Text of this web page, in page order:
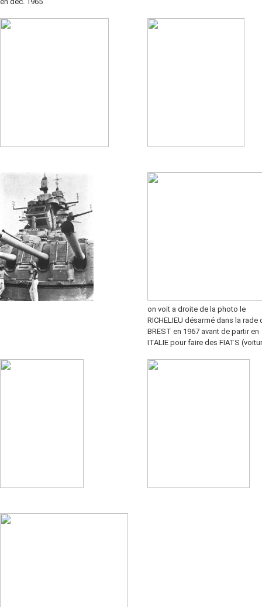
on voit a droite de la photo le
RICHELIEU désarmé dans la rade
BREST en 1967 avant de partir en
ITALIE pour faire des FIATS